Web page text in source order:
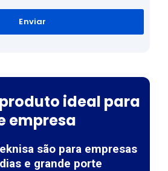
Enviar
ideal para
empresa
são para empresas
e grande porte